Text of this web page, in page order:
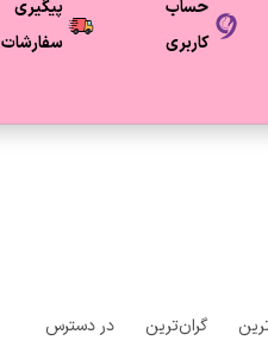
حساب
کاربری
پیگیری
سفارشات
گران‌ترین در دسترس